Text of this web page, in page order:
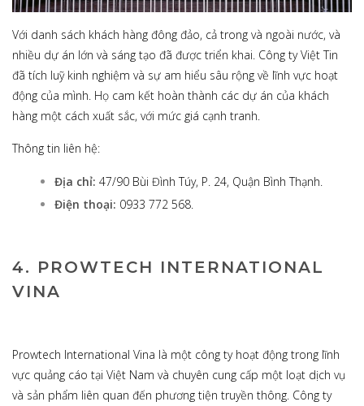
Với danh sách khách hàng đông đảo, cả trong và ngoài nước, và
nhiều dự án lớn và sáng tạo đã được triển khai. Công ty Việt Tin
đã tích luỹ kinh nghiệm và sự am hiểu sâu rộng về lĩnh vực hoạt
động của mình. Họ cam kết hoàn thành các dự án của khách
hàng một cách xuất sắc, với mức giá cạnh tranh.
Thông tin liên hệ:
Địa chỉ: 47/90 Bùi Đình Túy, P. 24, Quận Bình Thạnh.
Điện thoại: 0933 772 568.
4. PROWTECH INTERNATIONAL
VINA
Prowtech International Vina là một công ty hoạt động trong lĩnh
vực quảng cáo tại Việt Nam và chuyên cung cấp một loạt dịch vụ
và sản phẩm liên quan đến phương tiện truyền thông. Công ty